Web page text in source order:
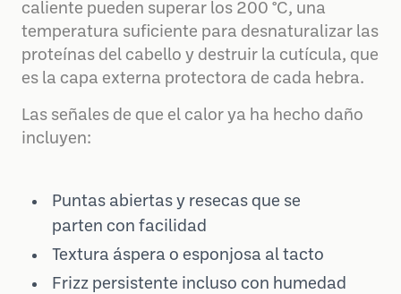
caliente pueden superar los 200 °C, una
temperatura suficiente para desnaturalizar las
proteínas del cabello y destruir la cutícula, que
es la capa externa protectora de cada hebra.
Las señales de que el calor ya ha hecho daño
incluyen:
Puntas abiertas y resecas que se
parten con facilidad
Textura áspera o esponjosa al tacto
Frizz persistente incluso con humedad